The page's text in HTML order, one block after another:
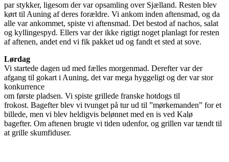
par stykker, ligesom der var opsamling over Sjælland. Resten blev
kørt til Auning af deres forældre. Vi ankom inden aftensmad, og da
alle var ankommet, spiste vi aftensmad. Det bestod af nachos, salat
og kyllingespyd. Ellers var der ikke rigtigt noget planlagt for resten
af aftenen, andet end vi fik pakket ud og fandt et sted at sove.
Lørdag
Vi startede dagen ud med fælles morgenmad. Derefter var der
afgang til gokart i Auning, det var mega hyggeligt og der var stor
konkurrence
om første pladsen. Vi spiste grillede franske hotdogs til
frokost. Bagefter blev vi tvunget på tur ud til ”mørkemanden” for et
billede, men vi blev heldigvis belønnet med en is ved Kalø
bagefter. Om aftenen brugte vi tiden udenfor, og grillen var tændt til
at grille skumfiduser.